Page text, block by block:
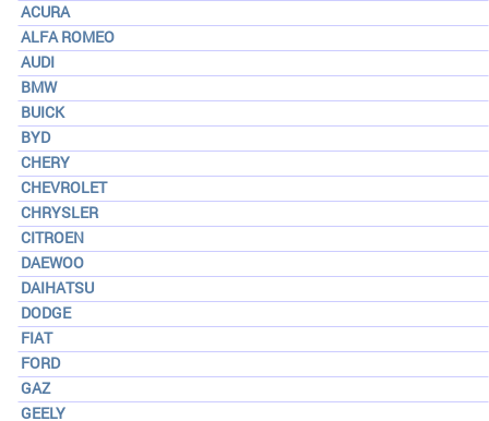
ACURA
ALFA ROMEO
AUDI
BMW
BUICK
BYD
CHERY
CHEVROLET
CHRYSLER
CITROEN
DAEWOO
DAIHATSU
DODGE
FIAT
FORD
GAZ
GEELY